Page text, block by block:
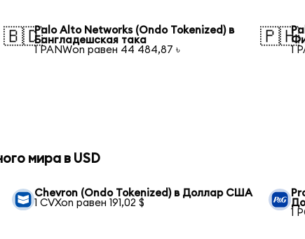
🇧🇩Palo Alto Networks (Ondo Tokenized) в
Бангладешская така
1 PANWon равен 44 484,87 ৳
🇵🇭
1
мира в USD
Chevron (Ondo Tokenized) в Доллар США
1 CVXon равен 191,02 $
1